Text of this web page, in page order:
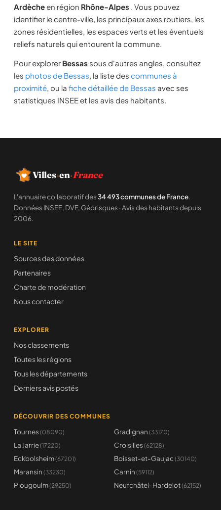
Ardècheen région Rhône-Alpes . Vous pouvez
identifier le centre-ville, les principaux axes routiers, les
zones résidentielles, les espaces verts et les éventuels
reliefs naturels qui entourent la commune.
Pour explorer Bessas sous d'autres angles, consultez
les photos de Bessas, la liste des communes à
proximité, ou la fiche détaillée de Bessas avec ses
statistiques INSEE et les avis des habitants.
Villes·en·France
L'annuaire collaboratif des34 493 communes de France.
Données INSEE, DVF, Géorisques · Avis des habitants depuis
2006.
LE SITE
Sources des données
Partenaires
Charte de modération
Nous contacter
EXPLORER
Nos classements
Toutes les régions
Tous les départements
Derniers avis postés
DÉCOUVRIR DES COMMUNES
Tournes (08090) Gradignan (33170)
La Jarrie(17220) Croisilles (62128)
Eckbolsheim(67201) Boisset-et-Gaujac (30140)
Maransin (33230) Carnin (59112)
Plougoulm(29250) Neufchâtel-Hardelot(62152)